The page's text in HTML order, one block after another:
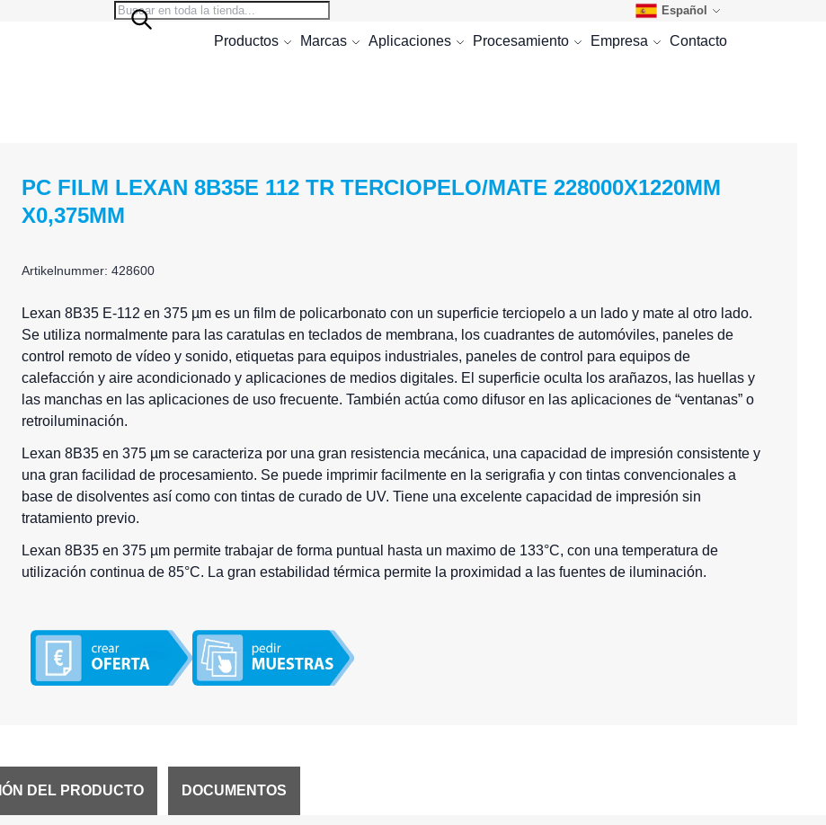
Search
Search
Español
Productos Marcas Aplicaciones Procesamiento Empresa Contacto
PC FILM LEXAN 8B35E 112 TR TERCIOPELO/MATE 228000X1220MM
X0,375MM
Artikelnummer: 428600
Lexan 8B35 E-112 en 375 µm es un film de policarbonato con un superficie terciopelo a un lado y mate al otro lado.
Se utiliza normalmente para las caratulas en teclados de membrana, los cuadrantes de automóviles, paneles de
control remoto de vídeo y sonido, etiquetas para equipos industriales, paneles de control para equipos de
calefacción y aire acondicionado y aplicaciones de medios digitales. El superficie oculta los arañazos, las huellas y
las manchas en las aplicaciones de uso frecuente. También actúa como difusor en las aplicaciones de “ventanas” o
retroiluminación.
Lexan 8B35 en 375 µm se caracteriza por una gran resistencia mecánica, una capacidad de impresión consistente y
una gran facilidad de procesamiento. Se puede imprimir facilmente en la serigrafia y con tintas convencionales a
base de disolventes así como con tintas de curado de UV. Tiene una excelente capacidad de impresión sin
tratamiento previo.
Lexan 8B35 en 375 µm permite trabajar de forma puntual hasta un maximo de 133°C, con una temperatura de
utilización continua de 85°C. La gran estabilidad térmica permite la proximidad a las fuentes de iluminación.
DEL PRODUCTO DOCUMENTOS